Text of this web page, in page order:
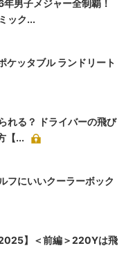
男子メジャー全制覇！
ック...
ケッタブル ランドリート
れる？ ドライバーの飛び
【...
フにいいクーラーボック
2025】＜前編＞220Yは飛